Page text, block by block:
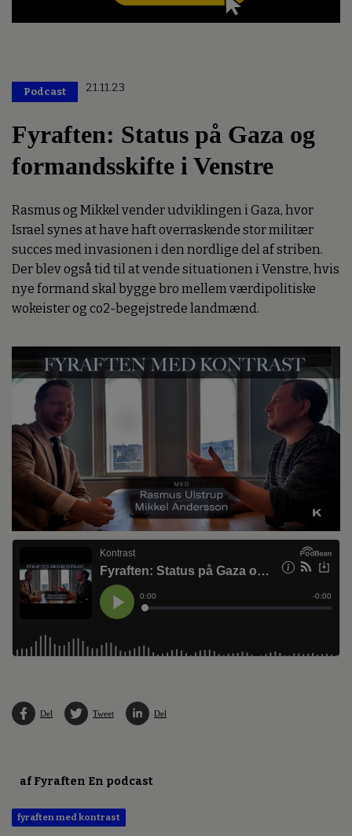
Podcast 21.11.23
Fyraften: Status på Gaza og
formandsskifte i Venstre
Rasmus og Mikkel vender udviklingen i Gaza, hvor
Israel synes at have haft overraskende stor militær
succes med invasionen i den nordlige del af striben.
Der blev også tid til at vende situationen i Venstre, hvis
nye formand skal bygge bro mellem værdipolitiske
wokeister og co2-begejstrede landmænd.
Del Tweet Del
af Fyraften En podcast
fyraften med kontrast